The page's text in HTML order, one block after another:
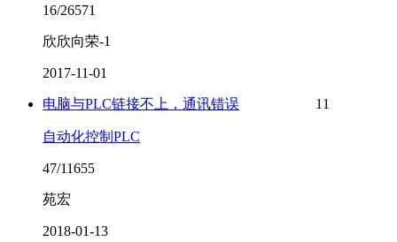
16/26571
欣欣向荣-1
2017-11-01
电脑与PLC链接不上，通讯错误 11
自动化控制PLC
47/11655
苑宏
2018-01-13